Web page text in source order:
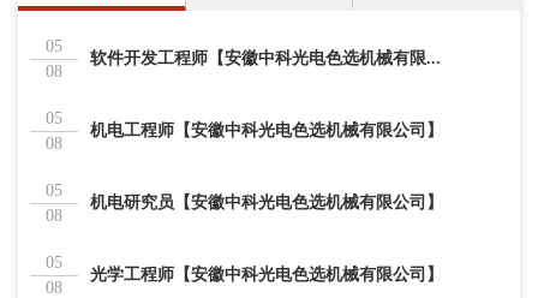
05
08
软件开发工程师【安徽中科光电色选机械有限...
05
08
机电工程师【安徽中科光电色选机械有限公司】
05
08
机电研究员【安徽中科光电色选机械有限公司】
05
08
光学工程师【安徽中科光电色选机械有限公司】